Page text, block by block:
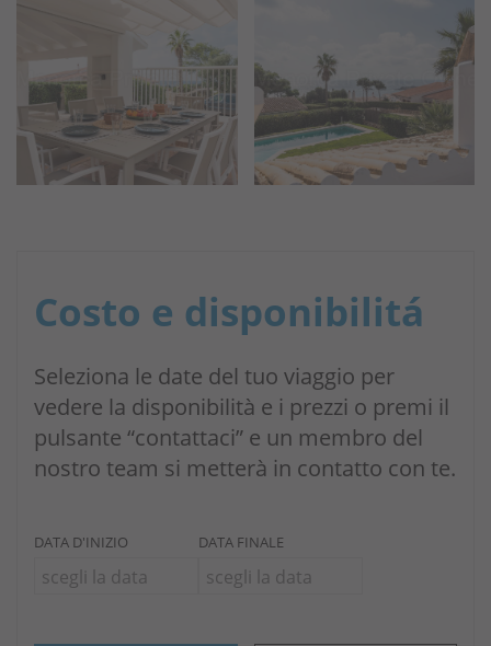
Costo e disponibilitá
Seleziona le date del tuo viaggio per
vedere la disponibilità e i prezzi o premi il
pulsante “contattaci” e un membro del
nostro team si metterà in contatto con te.
DATA D'INIZIO DATA FINALE